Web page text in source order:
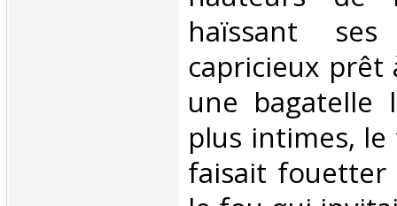
haïssant
capricieux
une bagatelle
plus intimes,
faisait fouetter